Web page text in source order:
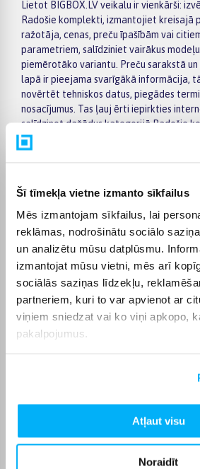
Šī tīmekļa vietne izmanto sīkfailus
Mēs izmantojam sīkfailus, lai
reklāmas, nodrošinātu sociālo
un analizētu mūsu datplūsmu.
izmantojat mūsu vietni, mēs arī
sociālās saziņas līdzekļu,
partneriem, kuri to var apvienot ar
viņiem sniedzat vai ko viņi apkopo,
pakalpojumus.
Atļaut visu
Noraidīt
Lietot BIGBOX.LV veikalu ir vienkārši:
Radošie komplekti, izmantojiet kreisajā
ražotāja, cenas, preču īpašībām vai
parametriem, salīdziniet vairākus
piemērotāko variantu. Preču sarakstā
lapā ir pieejama svarīgākā informācija,
novērtēt tehniskos datus, piegādes
nosacījumus. Tas ļauj ērti iepirkties
salīdzinot dažādus kategorijā Radošie
piedāvājumus.
iegādāties ērtāk, sadalot maksājumu
€, bet pasūtījumiem virs 499 € piegāde
maksas; kurjera piegāde maksā no 3,99
preces piegādes termiņš vienmēr ir
lapā.
Piemērotu preci no kategorijas Radošie
norādītajā termiņā, lai pirkumu internetā
ērtā veidā.
Pircēju atsauksmes
Rūta P.